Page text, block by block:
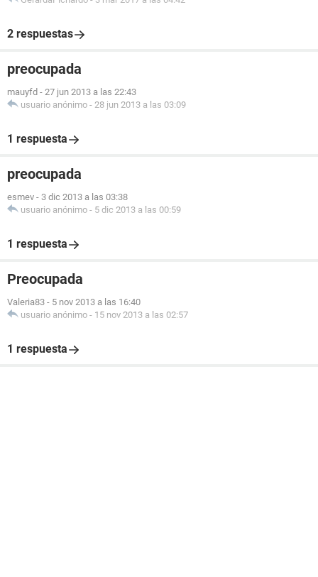
2 respuestas
preocupada
mauyfd - 27 jun 2013 a las 22:43
usuario anónimo - 28 jun 2013 a las 03:09
1 respuesta
preocupada
esmev - 3 dic 2013 a las 03:38
usuario anónimo - 5 dic 2013 a las 00:59
1 respuesta
Preocupada
Valeria83 - 5 nov 2013 a las 16:40
usuario anónimo - 15 nov 2013 a las 02:57
1 respuesta